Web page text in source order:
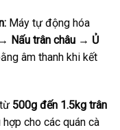
Máy tự động hóa
Nấu trân châu → Ủ
âm thanh khi kết
500g đến 1.5kg trân
cho các quán cà